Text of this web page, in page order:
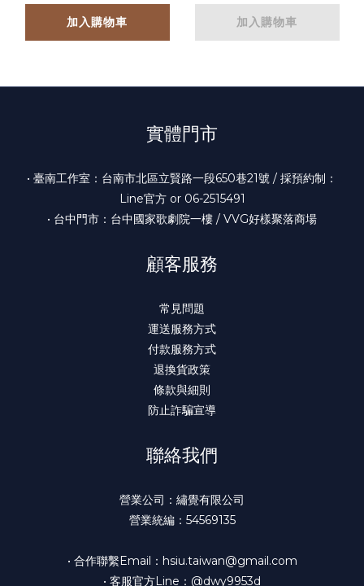
加入購物車 加入購物車
實體門市
• 臺南工作室：台南市北區立賢路一段650巷21號 / 採預約制：
Line官方 or 06-2515491
• 台中門市：台中國家歌劇院一樓 / VVG好樣聚落商場
顧客服務
常見問題
運送服務方式
付款服務方式
退換貨政策
條款與細則
防止詐騙宣導
聯絡我們
營業公司：繡覺有限公司
營業統編：54569135
• 合作聯繫Email：hsiu.taiwan@gmail.com
• 客服官方Line：@dwy9953d